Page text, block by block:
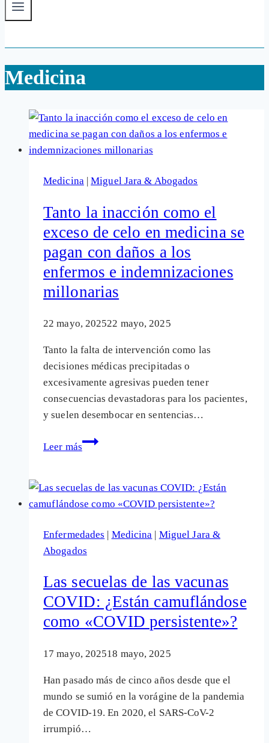
Medicina
Medicina|Miguel Jara & Abogados
Tanto la inacción como el
exceso de celo en medicina se
pagan con daños a los
enfermos e indemnizaciones
millonarias
22 mayo, 202522 mayo, 2025
Tanto la falta de intervención como las
decisiones médicas precipitadas o
excesivamente agresivas pueden tener
consecuencias devastadoras para los pacientes,
y suelen desembocar en sentencias…
Leer más
Tanto
como
el
de
celo
medicina
se
pagan
daños
los
enfermos
e
indemnizaciones
Enfermedades | Medicina | Miguel Jara &
Abogados
Las secuelas de las vacunas
COVID: ¿Están camuflándose
como «COVID persistente»?
17 mayo, 202518 mayo, 2025
Han pasado más de cinco años desde que el
mundo se sumió en la vorágine de la pandemia
de COVID-19. En 2020, el SARS-CoV-2
irrumpió…